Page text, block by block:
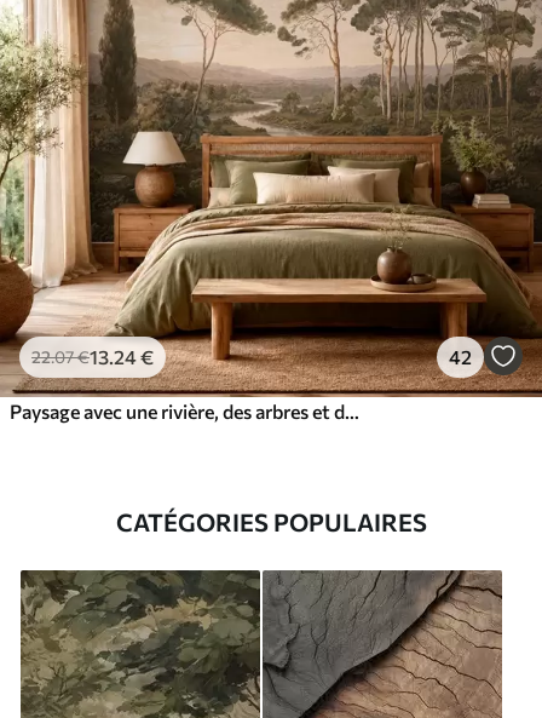
22.07€13 .24€ 42
CATÉGORIES POPULAIRES